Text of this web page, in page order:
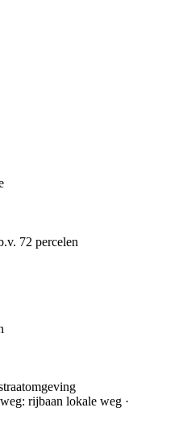
72 percelen
rijbaan lokale weg ·